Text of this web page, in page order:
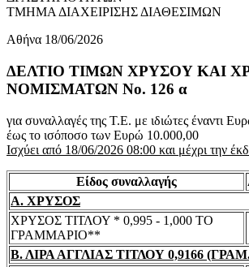
ΤΜΗΜΑ ΔΙΑΧΕΙΡΙΣΗΣ ΔΙΑΘΕΣΙΜΩΝ
Αθήνα 18/06/2026
ΔΕΛΤΙΟ ΤΙΜΩΝ ΧΡΥΣΟΥ ΚΑΙ
ΝΟΜΙΣΜΑΤΩΝ No. 126 α
για συναλλαγές της Τ.Ε. με ιδιώτες έναντι
έως το ισόποσο των Ευρώ 10.000,00
Ισχύει από 18/06/2026 08:00 και μέχρι την
Είδος συναλλαγής
Α. ΧΡΥΣΟΣ
ΧΡΥΣΟΣ ΤΙΤΛΟΥ * 0,995 - 1,000 ΤΟ
ΓΡΑΜΜΑΡΙΟ**
Β. ΛΙΡΑ ΑΓΓΛΙΑΣ ΤΙΤΛΟΥ 0,9166 (ΓΡΑΜ.